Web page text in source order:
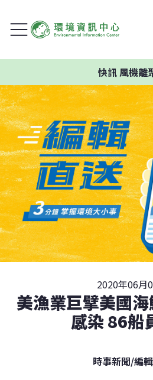
快訊風機離聚
2020年06月
美漁業巨擘美國
感染 86船
時事新聞/編